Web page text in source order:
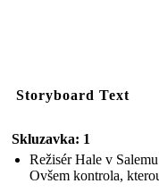
Storyboard Text
Skluzavka: 1
Režisér Hale v
Ovšem kontrola,